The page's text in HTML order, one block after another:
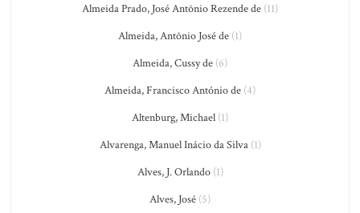
Almeida Prado, José Antônio Rezende de (11)
Almeida, Antônio José de (1)
Almeida, Cussy de (6)
Almeida, Francisco António de (4)
Altenburg, Michael (1)
Alvarenga, Manuel Inácio da Silva(1)
Alves, J. Orlando(1)
Alves, José (5)